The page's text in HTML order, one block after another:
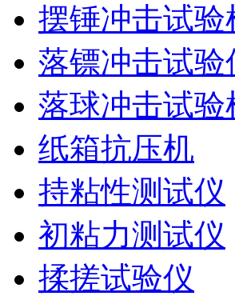
摆锤冲击试验
落镖冲击试验
落球冲击试验
纸箱抗压机
持粘性测试仪
初粘力测试仪
揉搓试验仪